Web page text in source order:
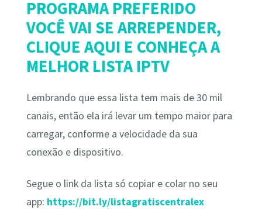
PROGRAMA PREFERIDO
VOCÊ VAI SE ARREPENDER,
CLIQUE AQUI E CONHEÇA A
MELHOR LISTA IPTV
Lembrando que essa lista tem mais de 30 mil
canais, então ela irá levar um tempo maior para
carregar, conforme a velocidade da sua
conexão e dispositivo.
Segue o link da lista só copiar e colar no seu
app: https://bit.ly/listagratiscentralex